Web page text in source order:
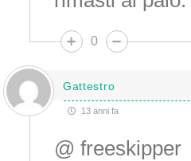
0
Gattestro
13 anni fa
@ freeskipper